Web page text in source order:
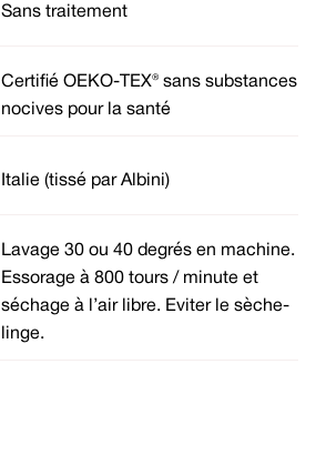
Sans traitement
Certifié OEKO-TEX® sans substances
nocives pour la santé
Italie (tissé par Albini)
Lavage 30 ou 40 degrés en machine.
Essorage à 800 tours / minute et
séchage à l’air libre. Eviter le sèche-
linge.